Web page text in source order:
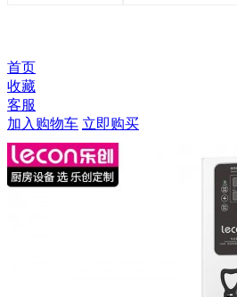
首页
收藏
客服
加入购物车 立即购买